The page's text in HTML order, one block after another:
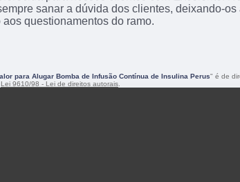
sanar a dúvida dos clientes, deixando-os
aos questionamentos do ramo.
para Alugar Bomba de Infusão Contínua de Insulina Perus" é de
Lei 9610/98 - Lei de direitos autorais